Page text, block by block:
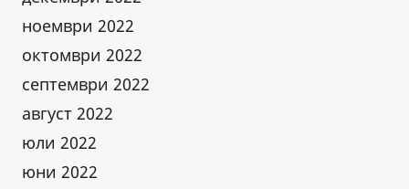
ноември 2022
октомври 2022
септември 2022
август 2022
юли 2022
юни 2022